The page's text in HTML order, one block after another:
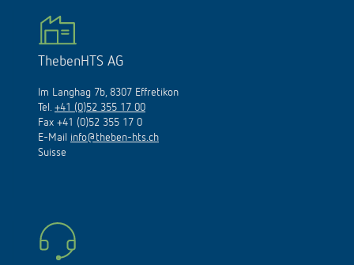
ThebenHTS AG
Im Langhag 7b, 8307 Effretikon
Tel. +41 (0)52 355 17 00
Fax +41 (0)52 355 17 0
E-Mail info@theben-hts.ch
Suisse